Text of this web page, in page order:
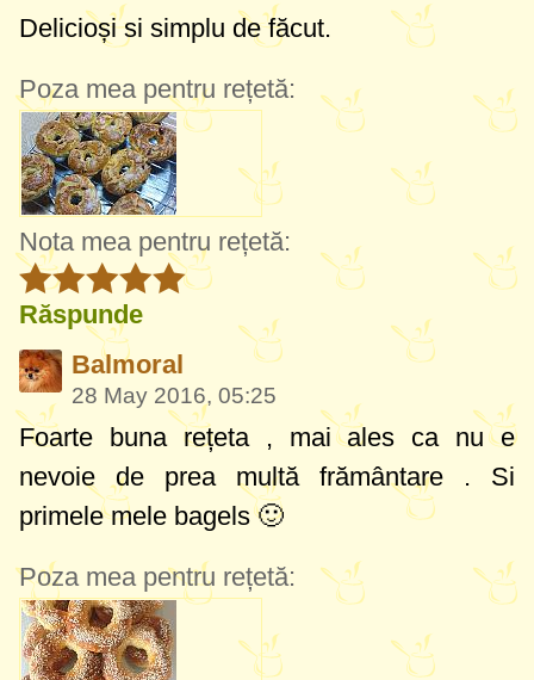
Delicioși si simplu de făcut.
Poza mea pentru rețetă:
Nota mea pentru rețetă:
Răspunde
Balmoral
28 May 2016, 05:25
Foarte buna rețeta , mai ales ca nu e
nevoie de prea multă frământare . Si
primele mele bagels 🙂
Poza mea pentru rețetă: